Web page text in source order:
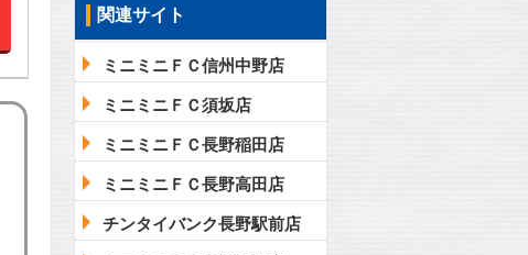
関連サイト
ミニミニＦＣ信州中野店
ミニミニＦＣ須坂店
ミニミニＦＣ長野稲田店
ミニミニＦＣ長野高田店
チンタイバンク長野駅前店